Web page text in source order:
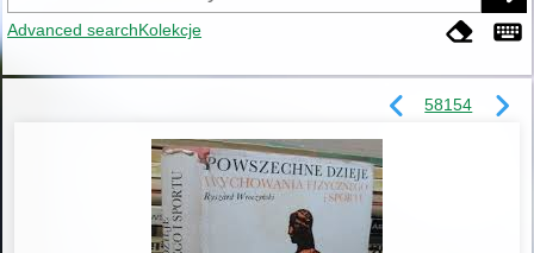
Advanced searchKolekcje
58154